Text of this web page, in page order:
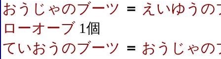
おうじゃのブーツ ＝ えいゆうの
ローオーブ 1個
ていおうのブーツ ＝ おうじゃの